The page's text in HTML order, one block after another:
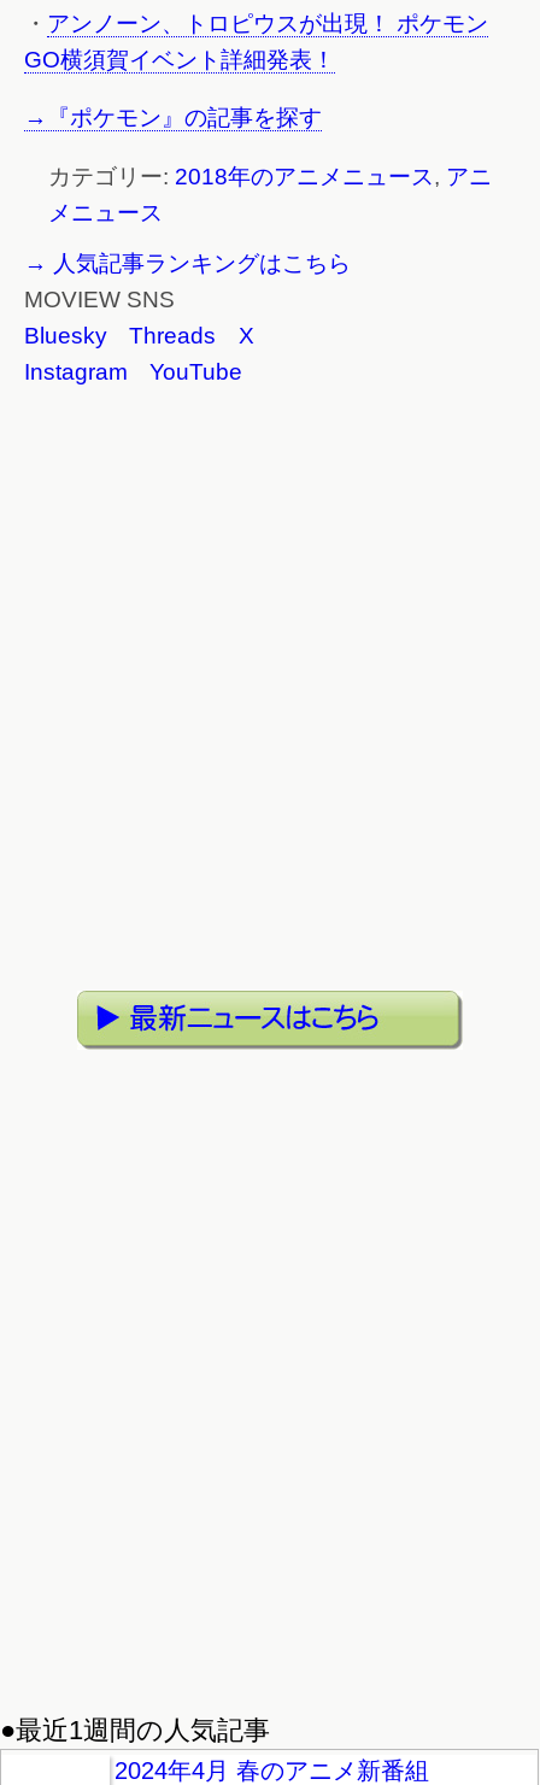
・ アンノーン、トロピウスが出現！ ポケモン
GO横須賀イベント詳細発表！
→『ポケモン』の記事を探す
カテゴリー: 2018年のアニメニュース, アニ
メニュース
→ 人気記事ランキングはこちら
MOVIEW SNS
Bluesky
Threads
X
Instagram
YouTube
●最近1週間の人気記事
2024年4月 春のアニメ新番組